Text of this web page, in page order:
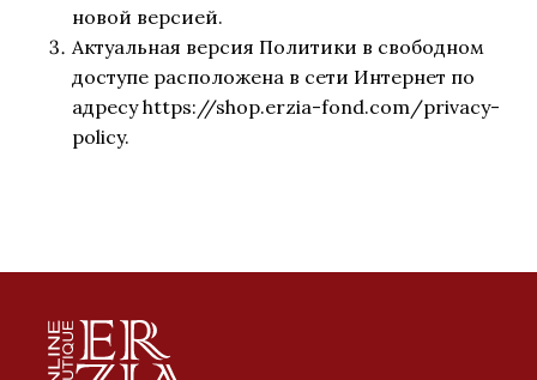
новой версией.
Актуальная версия Политики в свободном
доступе расположена в сети Интернет по
адресу https://shop.erzia-fond.com/privacy-
policy.